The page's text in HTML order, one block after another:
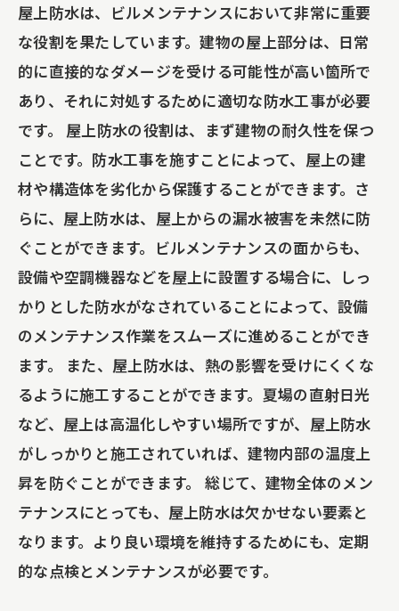
屋上防水は、ビルメンテナンスにおいて非常に重要
な役割を果たしています。建物の屋上部分は、日常
的に直接的なダメージを受ける可能性が高い箇所で
あり、それに対処するために適切な防水工事が必要
です。 屋上防水の役割は、まず建物の耐久性を保つ
ことです。防水工事を施すことによって、屋上の建
材や構造体を劣化から保護することができます。さ
らに、屋上防水は、屋上からの漏水被害を未然に防
ぐことができます。ビルメンテナンスの面からも、
設備や空調機器などを屋上に設置する場合に、しっ
かりとした防水がなされていることによって、設備
のメンテナンス作業をスムーズに進めることができ
ます。 また、屋上防水は、熱の影響を受けにくくな
るように施工することができます。夏場の直射日光
など、屋上は高温化しやすい場所ですが、屋上防水
がしっかりと施工されていれば、建物内部の温度上
昇を防ぐことができます。 総じて、建物全体のメン
テナンスにとっても、屋上防水は欠かせない要素と
なります。より良い環境を維持するためにも、定期
的な点検とメンテナンスが必要です。